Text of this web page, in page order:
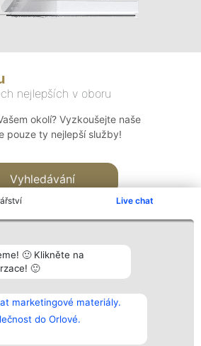
Live chat
🙂 Klikněte na
🙂
marketingové materiály.
do Orlové.
nejlepších v oboru
okolí? Vyzkoušejte naše
pouze ty nejlepší služby!
Vyhledávání
Vítězové
Seznam všech
laureátů
Zásady
Kontakt